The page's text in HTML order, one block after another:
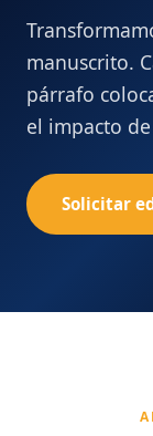
manuscrito.
párrafo
el impacto
Solicitar